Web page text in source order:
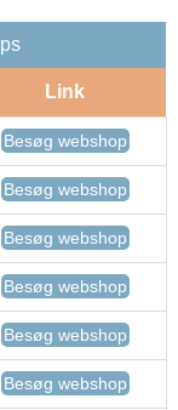
Link
Besøg webshop
Besøg webshop
Besøg webshop
Besøg webshop
Besøg webshop
Besøg webshop